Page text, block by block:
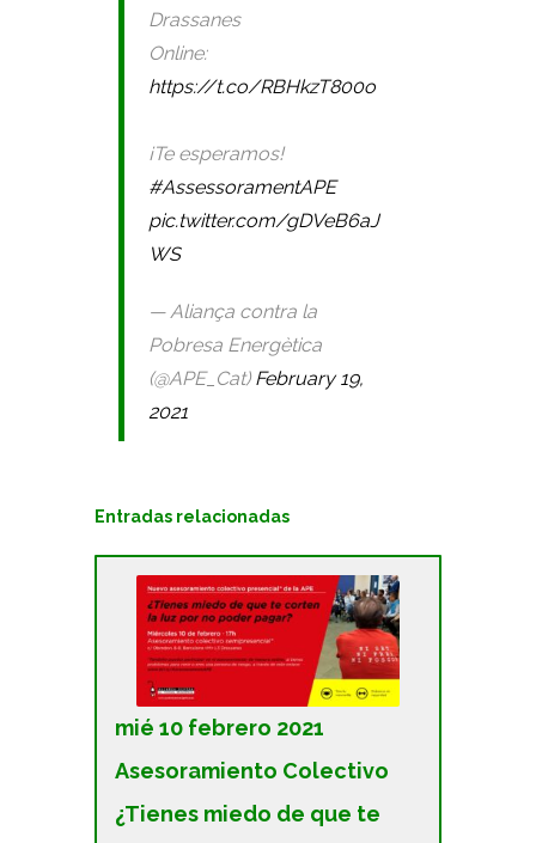
Drassanes
Online:
https://t.co/RBHkzT800o
¡Te esperamos!
#AssessoramentAPE
pic.twitter.com/gDVeB6aJ
WS
— Aliança contra la
Pobresa Energètica
(@APE_Cat) February 19,
2021
Entradas relacionadas
mié 10 febrero 2021
Asesoramiento Colectivo
¿Tienes miedo de que te